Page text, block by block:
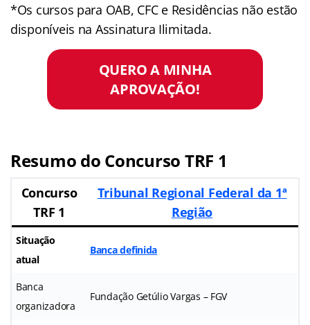
*Os cursos para OAB, CFC e Residências não estão
disponíveis na Assinatura Ilimitada.
QUERO A MINHA
APROVAÇÃO!
Resumo do Concurso TRF 1
Concurso
TRF 1
Tribunal Regional Federal da 1ª
Região
Situação
atual
Banca definida
Banca
organizadora
Fundação Getúlio Vargas – FGV